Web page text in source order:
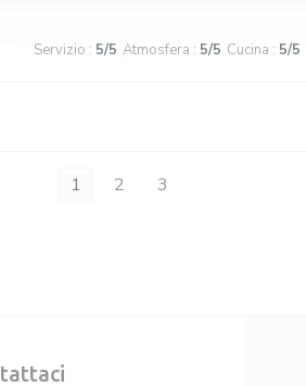
Servizio : 5/5 Atmosfera : 5/5 Cucina : 5/5
1 2 3